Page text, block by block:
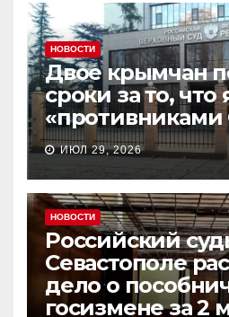
НОВОСТИ
Двое крымчан
сроки за то, что
ИЮЛ 29, 2026
НОВОСТИ
Российский
Севастополе
дело о
госизмене за 2